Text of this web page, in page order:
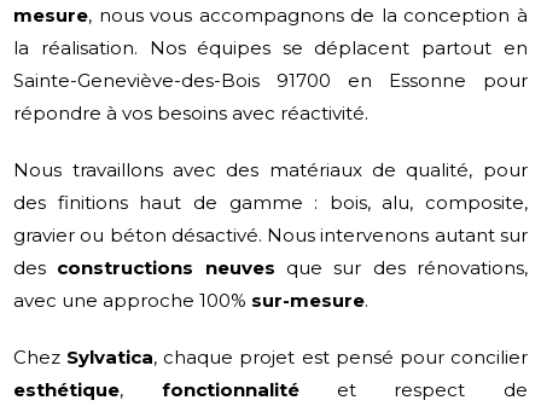
mesure, nous vous accompagnons de la conception à
la réalisation. Nos équipes se déplacent partout en
Sainte-Geneviève-des-Bois 91700 en Essonne pour
répondre à vos besoins avec réactivité.
Nous travaillons avec des matériaux de qualité, pour
des finitions haut de gamme : bois, alu, composite,
gravier ou béton désactivé. Nous intervenons autant sur
des constructions neuves que sur des rénovations,
avec une approche 100% sur-mesure.
Chez Sylvatica, chaque projet est pensé pour concilier
esthétique, fonctionnalitéet respect de